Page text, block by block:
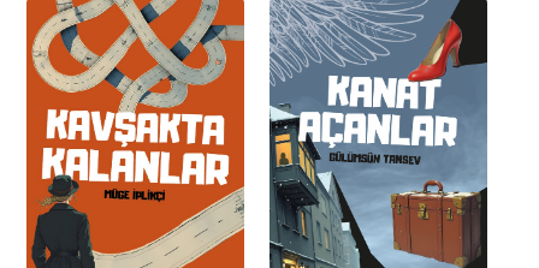
Detaylı
İncele
Detaylı
İncele